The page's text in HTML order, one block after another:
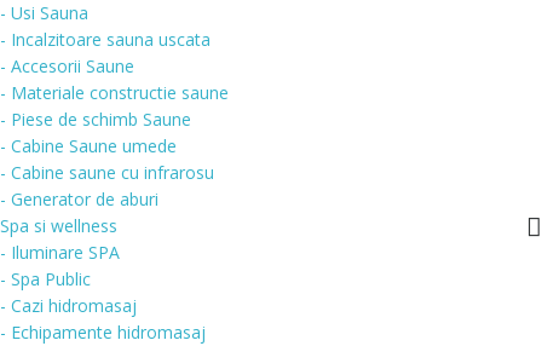
- Usi Sauna
- Incalzitoare sauna uscata
- Accesorii Saune
- Materiale constructie saune
- Piese de schimb Saune
- Cabine Saune umede
- Cabine saune cu infrarosu
- Generator de aburi
Spa si wellness
- Iluminare SPA
- Spa Public
- Cazi hidromasaj
- Echipamente hidromasaj